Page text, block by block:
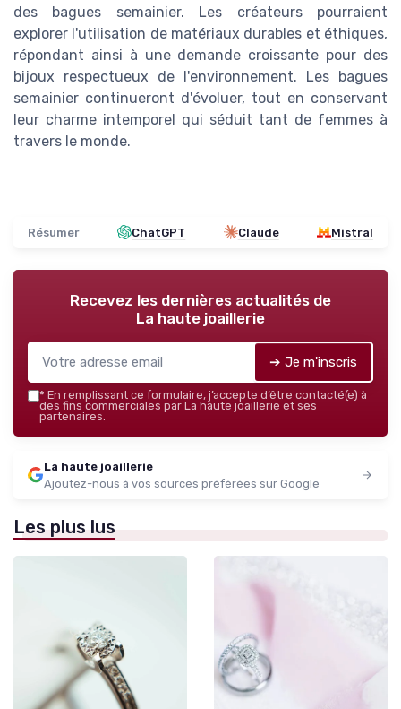
des bagues semainier. Les créateurs pourraient
explorer l'utilisation de matériaux durables et éthiques,
répondant ainsi à une demande croissante pour des
bijoux respectueux de l'environnement. Les bagues
semainier continueront d'évoluer, tout en conservant
leur charme intemporel qui séduit tant de femmes à
travers le monde.
Résumer ChatGPT Claude Mistral
Recevez les dernières actualités de
La haute joaillerie
➔ Je m'inscris
* En remplissant ce formulaire, j’accepte d’être contacté(e) à
des fins commerciales par La haute joaillerie et ses
partenaires.
La haute joaillerie
Ajoutez-nous à vos sources préférées sur Google
Les plus lus